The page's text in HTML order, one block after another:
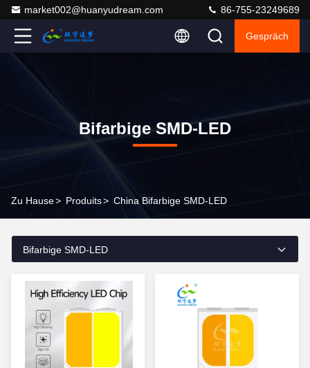
market002@huanyudream.com 86-755-23249689
Gespräch
Bifarbige SMD-LED
Zu Hause> Produits> China Bifarbige SMD-LED
Bifarbige SMD-LED